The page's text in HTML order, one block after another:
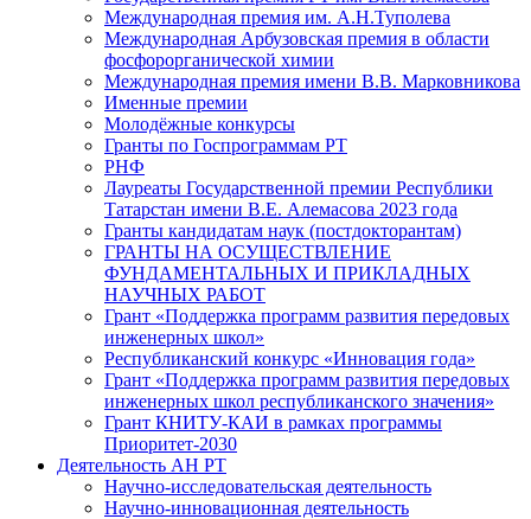
Международная премия им. А.Н.Туполева
Международная Арбузовская премия в области
фосфорорганической химии
Международная премия имени В.В. Марковникова
Именные премии
Молодёжные конкурсы
Гранты по Госпрограммам РТ
РНФ
Лауреаты Государственной премии Республики
Татарстан имени В.Е. Алемасова 2023 года
Гранты кандидатам наук (постдокторантам)
ГРАНТЫ НА ОСУЩЕСТВЛЕНИЕ
ФУНДАМЕНТАЛЬНЫХ И ПРИКЛАДНЫХ
НАУЧНЫХ РАБОТ
Грант «Поддержка программ развития передовых
инженерных школ»
Республиканский конкурс «Инновация года»
Грант «Поддержка программ развития передовых
инженерных школ республиканского значения»
Грант КНИТУ-КАИ в рамках программы
Приоритет-2030
Деятельность АН РТ
Научно-исследовательская деятельность
Научно-инновационная деятельность